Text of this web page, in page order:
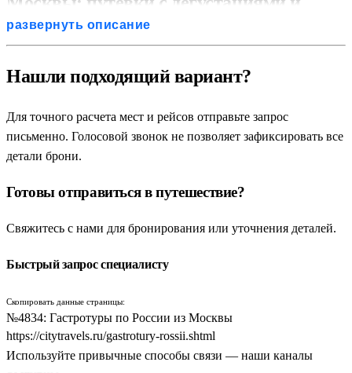
мастер-классами
Гастрономический туризм внутри страны — это не походы по
путешествие к истокам народных кулинарных традиций.
Популярные гастрономические туры по России из Москвы
созданы для тех, кто хочет попробовать настоящие
мастер-классах по приготовлению и привезти домой
кулинарные поездки выходного дня позволяют заглянуть на
Такой формат отдыха идеально подходит для всех категорий
душевными и сытными дегустациями.
Главная особенность, которой отличаются наши
гастрономические программы — это стопроцентный
развернуть описание
Нашли подходящий вариант?
Для точного расчета мест и рейсов отправьте запрос
письменно. Голосовой звонок не позволяет зафиксировать все
детали брони.
Готовы отправиться в путешествие?
Свяжитесь с нами для бронирования или уточнения деталей.
Быстрый запрос специалисту
Скопировать данные страницы:
№4834: Гастротуры по России из Москвы
https://citytravels.ru/gastrotury-rossii.shtml
Используйте привычные способы связи — наши каналы